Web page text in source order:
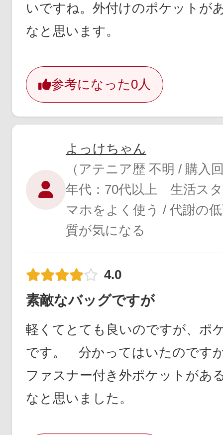
いですね。外付けのポケットが
なと思います。
参考になった0人
よっけちゃん
（アテニア歴 不明 / 購入
年代：70代以上 生活ス
マホをよく使う / 代謝の
質が気になる
4.0
素敵なバッグですが
軽くてとても良いのですが、ポ
です。 分かってはいたのです
ファスナー付き外ポケットがあ
なと思いました。